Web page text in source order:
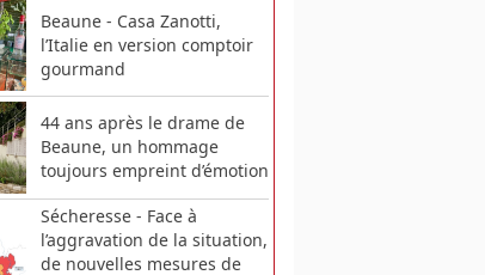
Beaune - Casa Zanotti,
l’Italie en version comptoir
gourmand
44 ans après le drame de
Beaune, un hommage
toujours empreint d’émotion
Sécheresse - Face à
l’aggravation de la situation,
de nouvelles mesures de